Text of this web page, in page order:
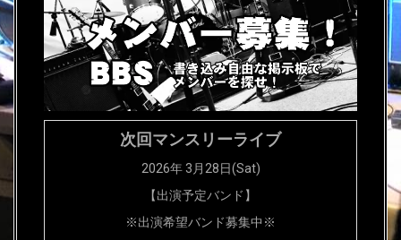
次回マンスリーライブ
2026年 3月28日(Sat)
【出演予定バンド】
※出演希望バンド募集中※